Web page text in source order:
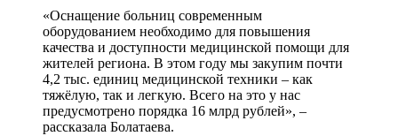
«Оснащение больниц современным
оборудованием необходимо для повышения
качества и доступности медицинской помощи для
жителей региона. В этом году мы закупим почти
4,2 тыс. единиц медицинской техники – как
тяжёлую, так и легкую. Всего на это у нас
предусмотрено порядка 16 млрд рублей», –
рассказала Болатаева.